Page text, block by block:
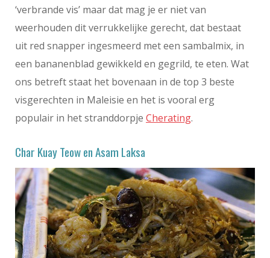
‘verbrande vis’ maar dat mag je er niet van
weerhouden dit verrukkelijke gerecht, dat bestaat
uit red snapper ingesmeerd met een sambalmix, in
een bananenblad gewikkeld en gegrild, te eten. Wat
ons betreft staat het bovenaan in de top 3 beste
visgerechten in Maleisie en het is vooral erg
populair in het stranddorpje Cherating.
Char Kuay Teow en Asam Laksa